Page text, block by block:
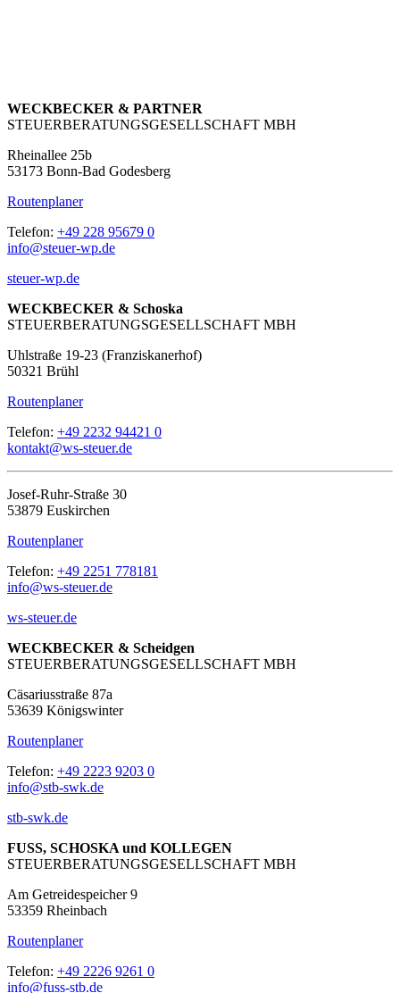
WECKBECKER & PARTNER
STEUERBERATUNGSGESELLSCHAFT MBH
Rheinallee 25b
53173 Bonn-Bad Godesberg
Routenplaner
Telefon: +49 228 95679 0
info@steuer-wp.de
steuer-wp.de
WECKBECKER & Schoska
STEUERBERATUNGSGESELLSCHAFT MBH
Uhlstraße 19-23 (Franziskanerhof)
50321 Brühl
Routenplaner
Telefon: +49 2232 94421 0
kontakt@ws-steuer.de
Josef-Ruhr-Straße 30
53879 Euskirchen
Routenplaner
Telefon: +49 2251 778181
info@ws-steuer.de
ws-steuer.de
WECKBECKER & Scheidgen
STEUERBERATUNGSGESELLSCHAFT MBH
Cäsariusstraße 87a
53639 Königswinter
Routenplaner
Telefon: +49 2223 9203 0
info@stb-swk.de
stb-swk.de
FUSS, SCHOSKA und KOLLEGEN
STEUERBERATUNGSGESELLSCHAFT MBH
Am Getreidespeicher 9
53359 Rheinbach
Routenplaner
Telefon: +49 2226 9261 0
info@fuss-stb.de